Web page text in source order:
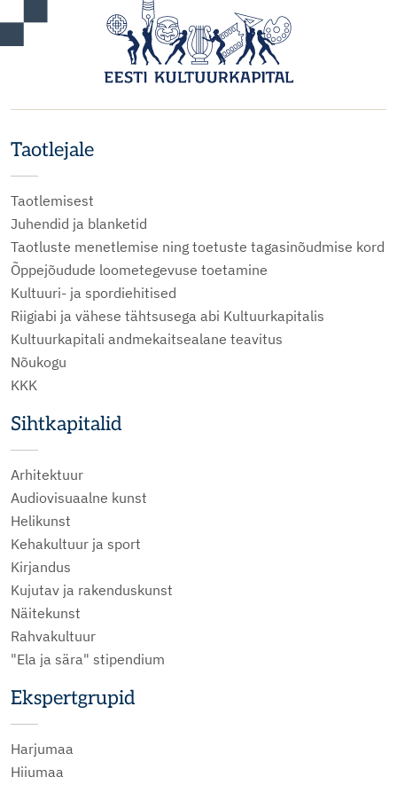
Taotlejale
Taotlemisest
Juhendid ja blanketid
Taotluste menetlemise ning toetuste tagasinõudmise kord
Õppejõudude loometegevuse toetamine
Kultuuri- ja spordiehitised
Riigiabi ja vähese tähtsusega abi Kultuurkapitalis
Kultuurkapitali andmekaitsealane teavitus
Nõukogu
KKK
Sihtkapitalid
Arhitektuur
Audiovisuaalne kunst
Helikunst
Kehakultuur ja sport
Kirjandus
Kujutav ja rakenduskunst
Näitekunst
Rahvakultuur
"Ela ja sära" stipendium
Ekspertgrupid
Harjumaa
Hiiumaa